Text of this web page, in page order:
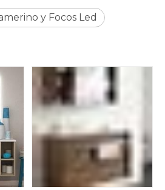
y Focos Led